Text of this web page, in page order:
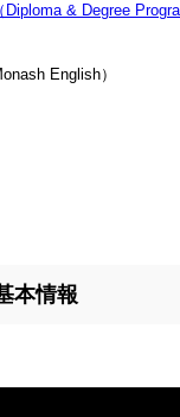
& Degree
English）
本情報